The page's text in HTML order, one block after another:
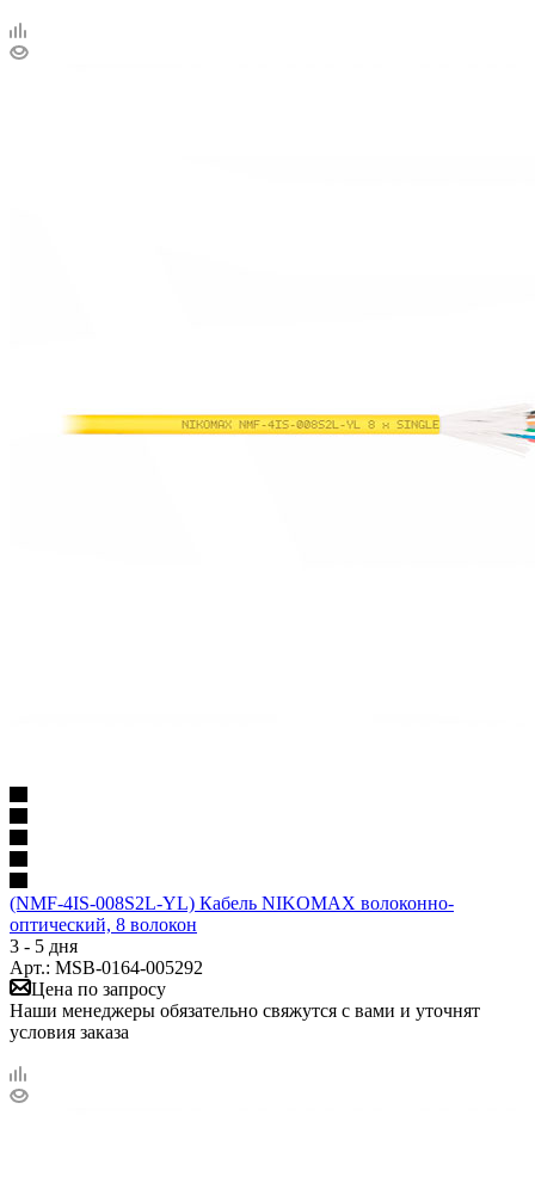
(NMF-4IS-008S2L-YL) Кабель NIKOMAX волоконно-
оптический, 8 волокон
3 - 5 дня
Арт.: MSB-0164-005292
Цена по запросу
Наши менеджеры обязательно свяжутся с вами и уточнят
условия заказа